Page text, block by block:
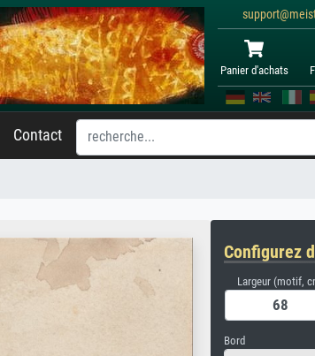
Panier d'achats
Contact
Configurez
Largeur (motif,
Bord